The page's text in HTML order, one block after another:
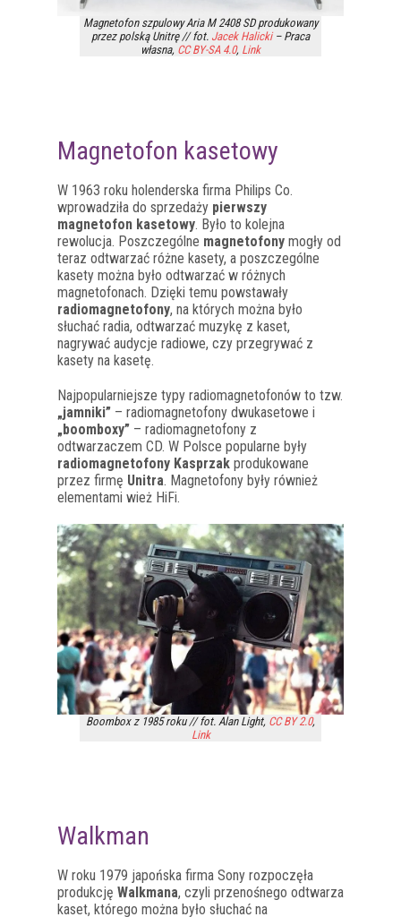
Magnetofon szpulowy Aria M 2408 SD produkowany
przez polską Unitrę // fot. Jacek Halicki– Praca
własna, CC BY-SA 4.0, Link
Magnetofon kasetowy
W 1963 roku holenderska firma Philips Co.
wprowadziła do sprzedaży pierwszy
magnetofon kasetowy. Było to kolejna
rewolucja. Poszczególne magnetofony mogły od
teraz odtwarzać różne kasety, a poszczególne
kasety można było odtwarzać w różnych
magnetofonach. Dzięki temu powstawały
radiomagnetofony, na których można było
słuchać radia, odtwarzać muzykę z kaset,
nagrywać audycje radiowe, czy przegrywać z
kasety na kasetę.
Najpopularniejsze typy radiomagnetofonów to tzw.
„jamniki” – radiomagnetofony dwukasetowe i
„boomboxy” – radiomagnetofony z
odtwarzaczem CD. W Polsce popularne były
radiomagnetofony Kasprzak produkowane
przez firmę Unitra. Magnetofony były również
elementami wież HiFi.
Boombox z 1985 roku // fot. Alan Light, CC BY 2.0,
Link
Walkman
W roku 1979 japońska firma Sony rozpoczęła
produkcję Walkmana, czyli przenośnego odtwarza
kaset, którego można było słuchać na